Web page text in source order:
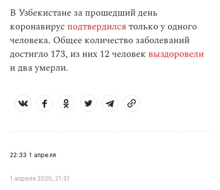
В Узбекистане за прошедший день
коронавирус подтвердился только у одного
человека. Общее количество заболеваний
достигло 173, из них 12 человек выздоровели
и два умерли.
22:33 1 апреля
1 апреля 2020, 21:31